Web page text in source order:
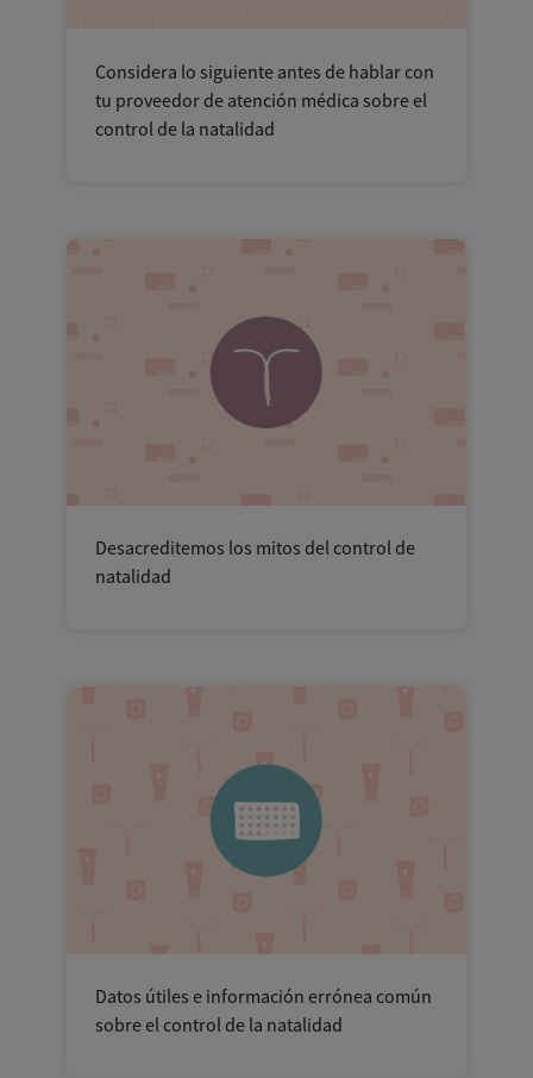
Considera lo siguiente antes de hablar con
tu proveedor de atención médica sobre el
control de la natalidad
Desacreditemos los mitos del control de
natalidad
Datos útiles e información errónea común
sobre el control de la natalidad